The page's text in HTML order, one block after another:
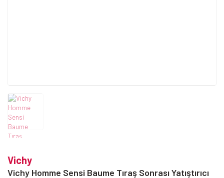
Vichy
Vichy Homme Sensi Baume Tıraş Sonrası Yatıştırıcı